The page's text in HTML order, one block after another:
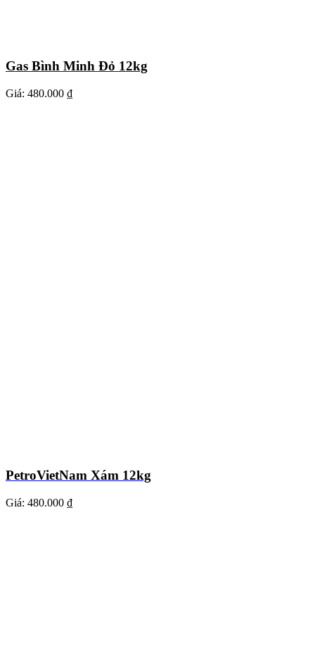
Gas Bình Minh Đỏ 12kg
Giá: 480.000 ₫
PetroVietNam Xám 12kg
Giá: 480.000 ₫